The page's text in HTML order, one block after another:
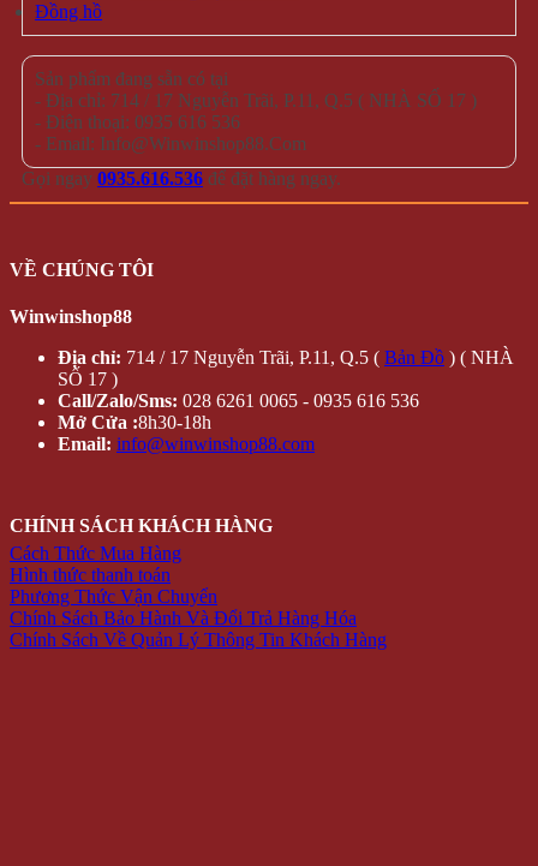
Đồng hồ
Sản phẩm đang sẵn có tại
- Địa chỉ: 714 / 17 Nguyễn Trãi, P.11, Q.5 ( NHÀ SỐ 17 )
- Điện thoại: 0935 616 536
- Email: Info@Winwinshop88.Com
Gọi ngay 0935.616.536 để đặt hàng ngay.
VỀ CHÚNG TÔI
Winwinshop88
Địa chỉ: 714 / 17 Nguyễn Trãi, P.11, Q.5 ( Bản Đồ ) ( NHÀ
SỐ 17 )
Call/Zalo/Sms: 028 6261 0065 - 0935 616 536
Mở Cửa :8h30-18h
Email: info@winwinshop88.com
CHÍNH SÁCH KHÁCH HÀNG
Cách Thức Mua Hàng
Hình thức thanh toán
Phương Thức Vận Chuyển
Chính Sách Bảo Hành Và Đổi Trả Hàng Hóa
Chính Sách Về Quản Lý Thông Tin Khách Hàng